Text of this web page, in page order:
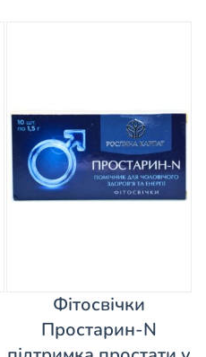
Фітосвічки
Простарин-N